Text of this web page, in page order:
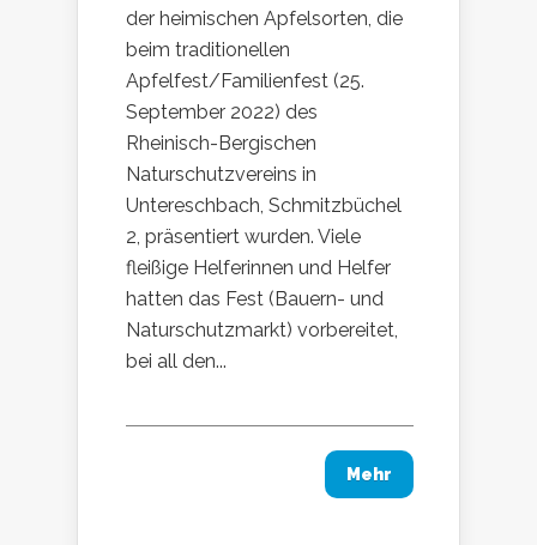
der heimischen Apfelsorten, die
beim traditionellen
Apfelfest/Familienfest (25.
September 2022) des
Rheinisch-Bergischen
Naturschutzvereins in
Untereschbach, Schmitzbüchel
2, präsentiert wurden. Viele
fleißige Helferinnen und Helfer
hatten das Fest (Bauern- und
Naturschutzmarkt) vorbereitet,
bei all den...
Mehr